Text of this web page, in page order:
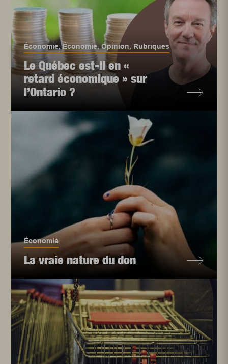
Économie,Économie,Opinion, Rubriques
Le Québec est-il en «
retard économique » sur
l’Ontario ?
Économie
La vraie nature du don